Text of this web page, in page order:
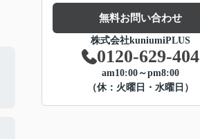
無料お問い合わせ
株式会社kuniumiPLUS
0120-629-404
am10:00～pm8:00
（休：火曜日・水曜日）